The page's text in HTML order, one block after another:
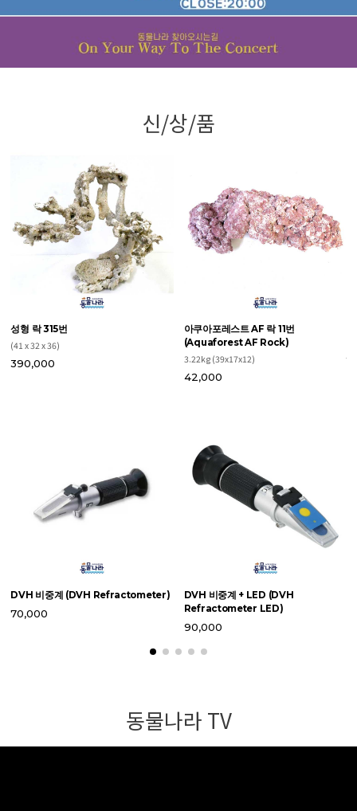
신/상/품
성형 락 315번
(41 x 32 x 36)
390,000
아쿠아포레스트 AF 락 11번
(Aquaforest AF Rock)
3.22kg (39x17x12)
42,000
DVH 비중계 (DVH Refractometer)
70,000
DVH 비중계 + LED (DVH
Refractometer LED)
90,000
동물나라 TV